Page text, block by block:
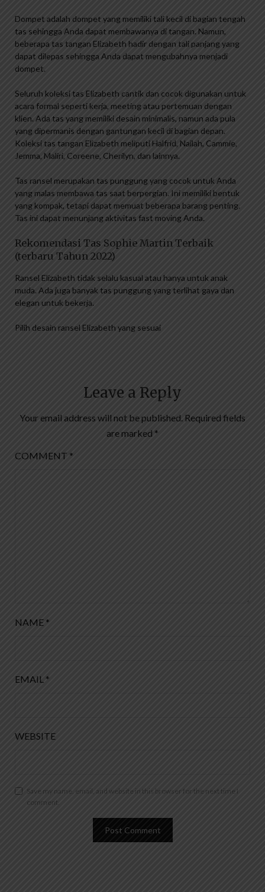
Dompet adalah dompet yang memiliki tali kecil di bagian tengah
tas sehingga Anda dapat membawanya di tangan. Namun,
beberapa tas tangan Elizabeth hadir dengan tali panjang yang
dapat dilepas sehingga Anda dapat mengubahnya menjadi
dompet.
Seluruh koleksi tas Elizabeth cantik dan cocok digunakan untuk
acara formal seperti kerja, meeting atau pertemuan dengan
klien. Ada tas yang memiliki desain minimalis, namun ada pula
yang dipermanis dengan gantungan kecil di bagian depan.
Koleksi tas tangan Elizabeth meliputi Halfrid, Nailah, Cammie,
Jemma, Maliri, Coreene, Cherilyn, dan lainnya.
Tas ransel merupakan tas punggung yang cocok untuk Anda
yang malas membawa tas saat berpergian. Ini memiliki bentuk
yang kompak, tetapi dapat memuat beberapa barang penting.
Tas ini dapat menunjang aktivitas fast moving Anda.
Rekomendasi Tas Sophie Martin Terbaik
(terbaru Tahun 2022)
Ransel Elizabeth tidak selalu kasual atau hanya untuk anak
muda. Ada juga banyak tas punggung yang terlihat gaya dan
elegan untuk bekerja.
Pilih desain ransel Elizabeth yang sesuai
Leave a Reply
Your email address will not be published. Required fields
are marked *
COMMENT *
NAME *
EMAIL *
WEBSITE
Save my name, email, and website in this browser for the next time I
comment.